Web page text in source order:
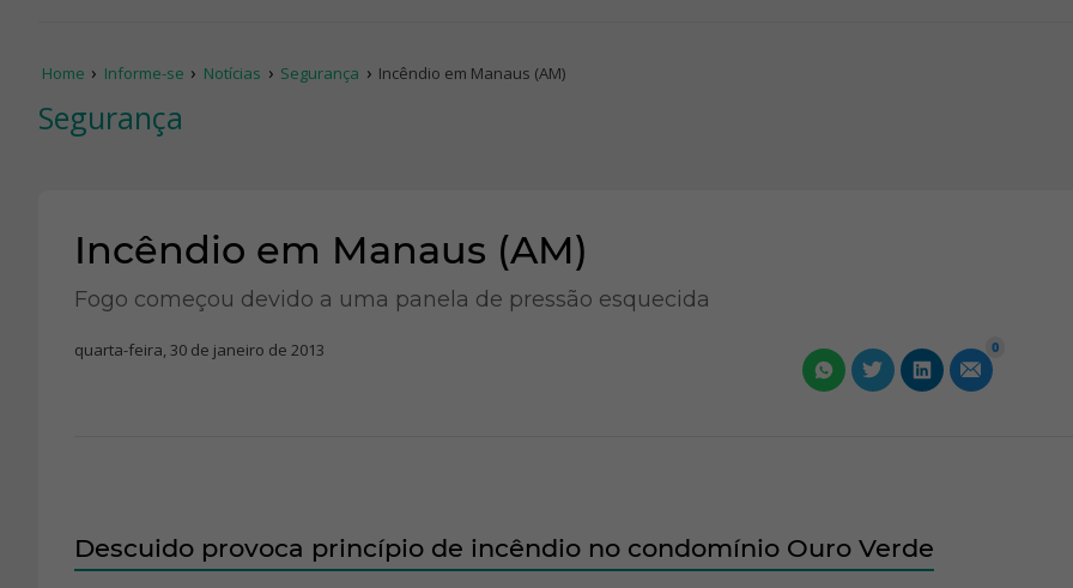
Home Informe-se Notícias Segurança Incêndio em Manaus (AM)
Segurança
Incêndio em Manaus (AM)
Fogo começou devido a uma panela de pressão esquecida
quarta-feira, 30 de janeiro de 2013 0
Descuido provoca princípio de incêndio no condomínio Ouro Verde